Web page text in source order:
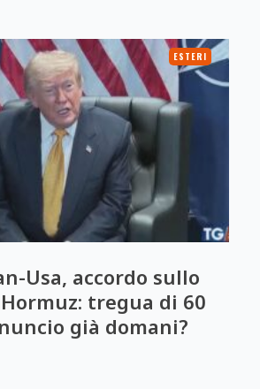
ESTERI
Usa, accordo sullo
tregua di 60
già domani?